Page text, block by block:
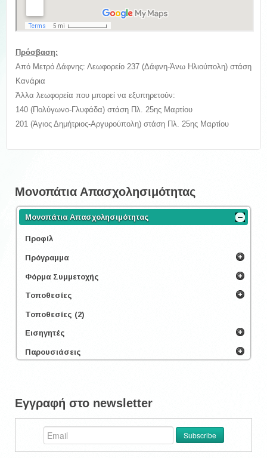
Πρόσβαση:
Από Μετρό Δάφνης: Λεωφορείο 237 (Δάφνη-Άνω Ηλιούπολη) στάση
Κανάρια
Άλλα λεωφορεία που μπορεί να εξυπηρετούν:
140 (Πολύγωνο-Γλυφάδα) στάση Πλ. 25ης Μαρτίου
201 (Άγιος Δημήτριος-Αργυρούπολη) στάση Πλ. 25ης Μαρτίου
Μονοπάτια Απασχολησιμότητας
Μονοπάτια Απασχολησιμότητας
Προφίλ
Πρόγραμμα
Φόρμα Συμμετοχής
Τοποθεσίες
Τοποθεσίες (2)
Εισηγητές
Παρουσιάσεις
Εγγραφή στο newsletter